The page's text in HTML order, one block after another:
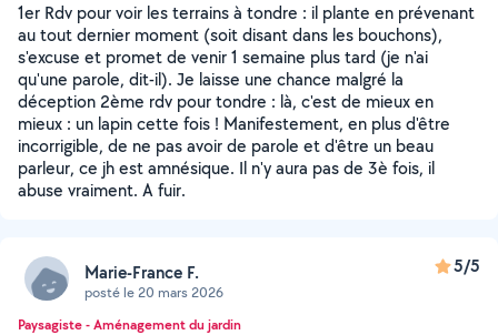
1er Rdv pour voir les terrains à tondre : il plante en prévenant
au tout dernier moment (soit disant dans les bouchons),
s'excuse et promet de venir 1 semaine plus tard (je n'ai
qu'une parole, dit-il). Je laisse une chance malgré la
déception 2ème rdv pour tondre : là, c'est de mieux en
mieux : un lapin cette fois ! Manifestement, en plus d'être
incorrigible, de ne pas avoir de parole et d'être un beau
parleur, ce jh est amnésique. Il n'y aura pas de 3è fois, il
abuse vraiment. A fuir.
Marie-France F.
posté le 20 mars 2026
5/5
Paysagiste - Aménagement du jardin